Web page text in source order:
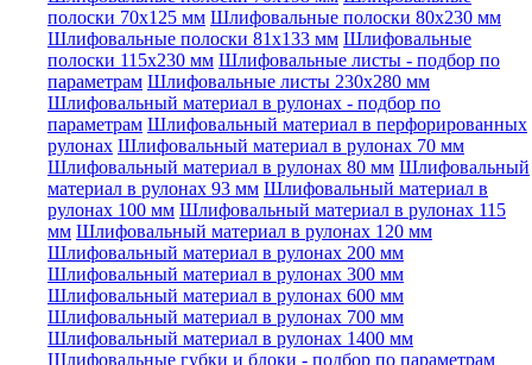
полоски 70x125 мм Шлифовальные полоски 80x230 мм
Шлифовальные полоски 81x133 мм Шлифовальные
полоски 115x230 мм Шлифовальные листы - подбор по
параметрам Шлифовальные листы 230x280 мм
Шлифовальный материал в рулонах - подбор по
параметрам Шлифовальный материал в перфорированных
рулонах Шлифовальный материал в рулонах 70 мм
Шлифовальный материал в рулонах 80 мм Шлифовальный
материал в рулонах 93 мм Шлифовальный материал в
рулонах 100 мм Шлифовальный материал в рулонах 115
мм Шлифовальный материал в рулонах 120 мм
Шлифовальный материал в рулонах 200 мм
Шлифовальный материал в рулонах 300 мм
Шлифовальный материал в рулонах 600 мм
Шлифовальный материал в рулонах 700 мм
Шлифовальный материал в рулонах 1400 мм
Шлифовальные губки и блоки - подбор по параметрам